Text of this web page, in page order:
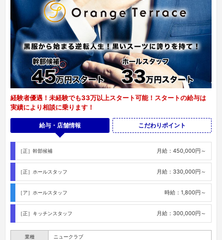
経験者優遇！未経験でも33万以上スタート可能！スタートの給与は
実績により相談に乗ります！
給与・店舗情報 こだわりポイント
［正］幹部候補 月給：450,000円～
［正］ホールスタッフ 月給：330,000円～
［ア］ホールスタッフ 時給：1,800円～
［正］キッチンスタッフ 月給：300,000円～
業種 ニュークラブ